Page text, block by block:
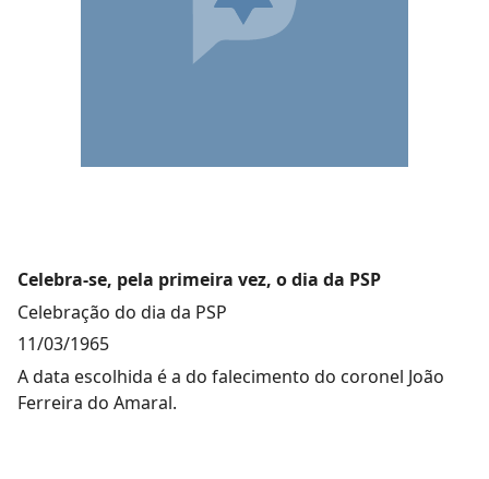
Celebra-se, pela primeira vez, o dia da PSP
Celebração do dia da PSP
11/03/1965
A data escolhida é a do falecimento do coronel João
Ferreira do Amaral.